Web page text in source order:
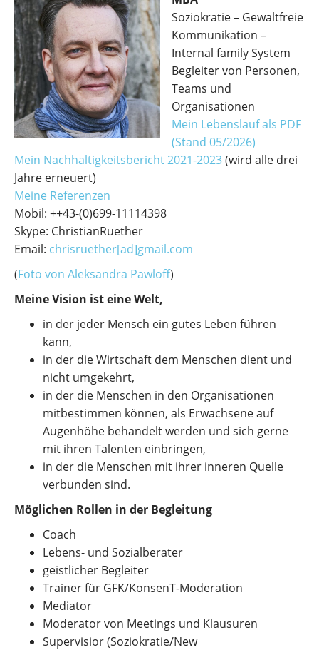
Soziokratie – Gewaltfreie
Kommunikation –
Internal family System
Begleiter von Personen,
Teams und
Organisationen
Mein Lebenslauf als PDF
(Stand 05/2026)
Mein Nachhaltigkeitsbericht 2021-2023(wird alle drei
Jahre erneuert)
Meine Referenzen
Mobil: ++43-(0)699-11114398
Skype: ChristianRuether
Email: chrisruether[ad]gmail.com
(Foto von Aleksandra Pawloff)
Meine Vision ist eine Welt,
in der jeder Mensch ein gutes Leben führen
kann,
in der die Wirtschaft dem Menschen dient und
nicht umgekehrt,
in der die Menschen in den Organisationen
mitbestimmen können, als Erwachsene auf
Augenhöhe behandelt werden und sich gerne
mit ihren Talenten einbringen,
in der die Menschen mit ihrer inneren Quelle
verbunden sind.
Möglichen Rollen in der Begleitung
Coach
Lebens- und Sozialberater
geistlicher Begleiter
Trainer für GFK/KonsenT-Moderation
Mediator
Moderator von Meetings und Klausuren
Supervisior (Soziokratie/New